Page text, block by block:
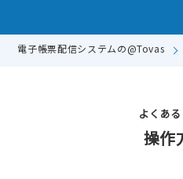
電子帳票配信システムの@Tovas
よくあ
操作